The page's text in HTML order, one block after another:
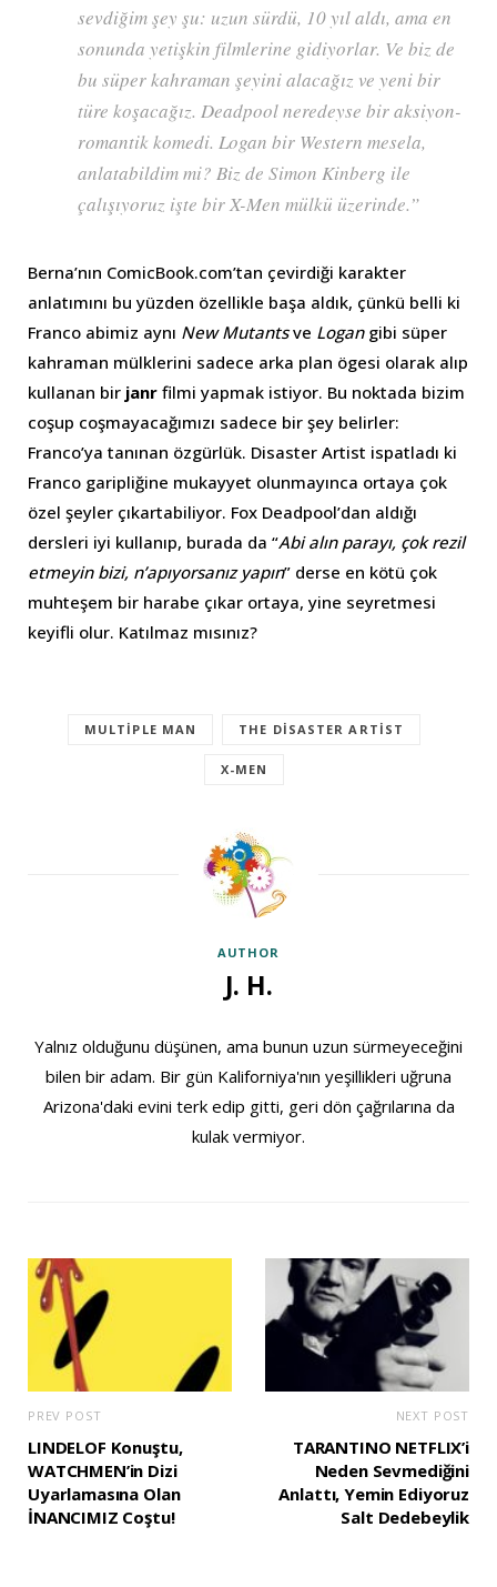
sevdiğim şey şu: uzun sürdü, 10 yıl aldı, ama en
sonunda yetişkin filmlerine gidiyorlar. Ve biz de
bu süper kahraman şeyini alacağız ve yeni bir
türe koşacağız. Deadpool neredeyse bir aksiyon-
romantik komedi. Logan bir Western mesela,
anlatabildim mi? Biz de Simon Kinberg ile
çalışıyoruz işte bir X-Men mülkü üzerinde.”
Berna’nın ComicBook.com’tan çevirdiği karakter
anlatımını bu yüzden özellikle başa aldık, çünkü belli ki
Franco abimiz aynı New Mutantsve Logan gibi süper
kahraman mülklerini sadece arka plan ögesi olarak alıp
kullanan bir janr filmi yapmak istiyor. Bu noktada bizim
coşup coşmayacağımızı sadece bir şey belirler:
Franco’ya tanınan özgürlük. Disaster Artist ispatladı ki
Franco garipliğine mukayyet olunmayınca ortaya çok
özel şeyler çıkartabiliyor. Fox Deadpool’dan aldığı
dersleri iyi kullanıp, burada da “Abi alın parayı, çok rezil
etmeyin bizi, n’apıyorsanız yapın” derse en kötü çok
muhteşem bir harabe çıkar ortaya, yine seyretmesi
keyifli olur. Katılmaz mısınız?
MULTIPLE MAN THE DISASTER ARTIST
X-MEN
AUTHOR
J. H.
Yalnız olduğunu düşünen, ama bunun uzun sürmeyeceğini
bilen bir adam. Bir gün Kaliforniya'nın yeşillikleri uğruna
Arizona'daki evini terk edip gitti, geri dön çağrılarına da
kulak vermiyor.
PREV POST
LINDELOF Konuştu,
WATCHMEN’in Dizi
Uyarlamasına Olan
İNANCIMIZ Coştu!
NEXT POST
TARANTINO NETFLIX’i
Neden Sevmediğini
Anlattı, Yemin Ediyoruz
Salt Dedebeylik